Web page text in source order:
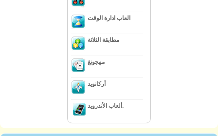
العاب ادارة الوقت
مطابقة الثلاثة
مهجونغ
أركانويد
ألعاب الأندرويد.